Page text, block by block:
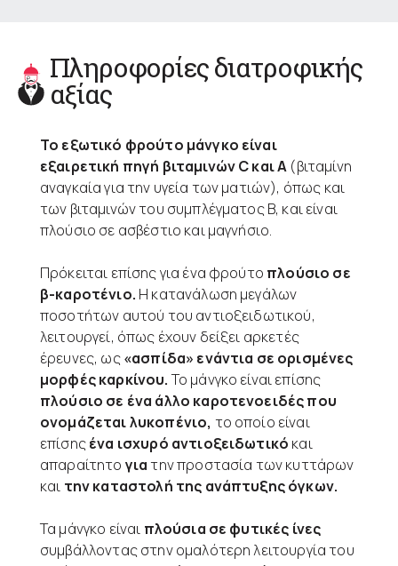
Πληροφορίες διατροφικής
αξίας
Το εξωτικό φρούτο μάνγκο είναι
εξαιρετική πηγή βιταμινών C και A (βιταμίνη
αναγκαία για την υγεία των ματιών), όπως και
των βιταμινών του συμπλέγματος Β, και είναι
πλούσιο σε ασβέστιο και μαγνήσιο.
Πρόκειται επίσης για ένα φρούτο πλούσιο σε
β-καροτένιο. Η κατανάλωση μεγάλων
ποσοτήτων αυτού του αντιοξειδωτικού,
λειτουργεί, όπως έχουν δείξει αρκετές
έρευνες, ως«ασπίδα» ενάντια σε ορισμένες
μορφές καρκίνου. Το μάνγκο είναι επίσης
πλούσιο σε ένα άλλο καροτενοειδές που
ονομάζεται λυκοπένιο, το οποίο είναι
επίσηςένα ισχυρό αντιοξειδωτικό και
απαραίτητο γιατην προστασία των κυττάρων
και την καταστολή της ανάπτυξης όγκων.
Τα μάνγκο είναι πλούσια σε φυτικές ίνες
συμβάλλοντας στην ομαλότερη λειτουργία του